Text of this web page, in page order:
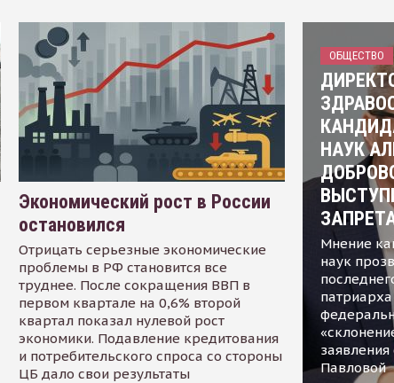
Экономический рост в России
остановился
Отрицать серьезные экономические
проблемы в РФ становится все
труднее. После сокращения ВВП в
первом квартале на 0,6% второй
квартал показал нулевой рост
экономики. Подавление кредитования
и потребительского спроса со стороны
ЦБ дало свои результаты
ОБЩЕСТВО
НАУК
Мнение
наук
Павловой